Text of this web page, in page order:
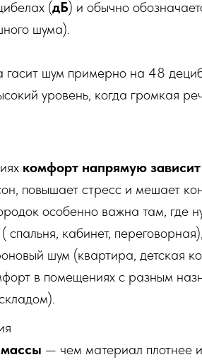
(дБ) и обычно
шума).
гасит шум примерно на 48
уровень, когда громкая
комфорт напрямую
повышает стресс и мешает
особенно важна там, где
( спальня, кабинет, переговорная),
шум (квартира, детская
в помещениях с разным
— чем материал плотнее